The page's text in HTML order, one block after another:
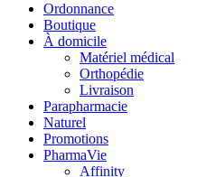
Ordonnance
Boutique
À domicile
Matériel médical
Orthopédie
Livraison
Parapharmacie
Naturel
Promotions
PharmaVie
Affinity